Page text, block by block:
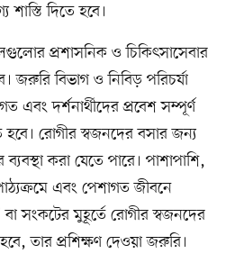
দিতে হবে।
প্রশাসনিক ও চিকিৎসাসেবার
জরুরি বিভাগ ও নিবিড় পরিচর্যা
এবং দর্শনার্থীদের প্রবেশ সম্পূর্ণ
হবে। রোগীর স্বজনদের বসার জন্য
করা যেতে পারে। পাশাপাশি,
এবং পেশাগত জীবনে
সংকটের মুহূর্তে রোগীর স্বজনদের
তার প্রশিক্ষণ দেওয়া জরুরি।